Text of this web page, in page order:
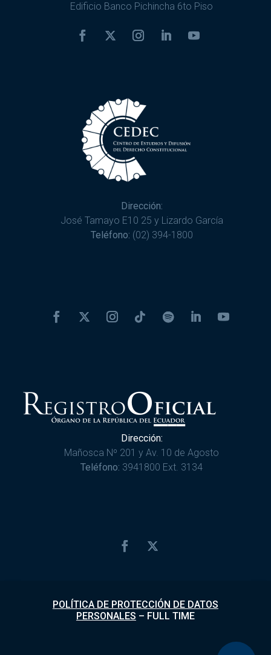
Edificio Banco Pichincha 6to Piso
Dirección:
José Tamayo E10 25 y Lizardo García
Teléfono: (02) 394-1800
Dirección:
Mañosca Nº 201 y Av. 10 de Agosto
Teléfono: 3941800 Ext. 3134
POLÍTICA DE PROTECCIÓN DE DATOS
PERSONALES – FULL TIME